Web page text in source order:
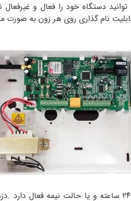
نام گذاری روی هر زون به صورت